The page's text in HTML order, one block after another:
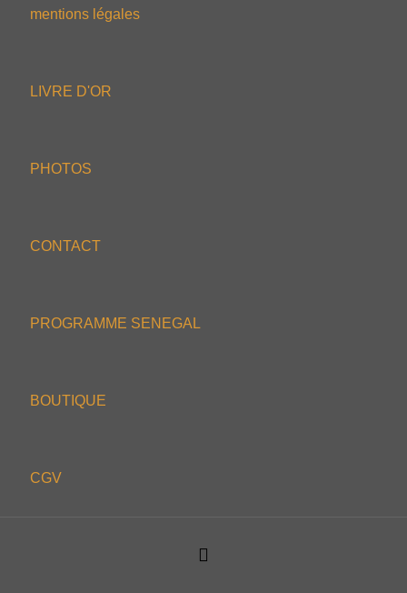
mentions légales
LIVRE D'OR
PHOTOS
CONTACT
PROGRAMME SENEGAL
BOUTIQUE
CGV